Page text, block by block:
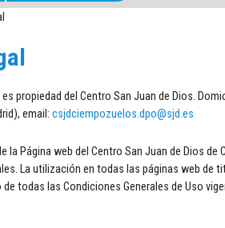
propiedad del Centro San Juan de Dios.
email: csjdciempozuelos.dpo@sjd.es
la Página web del Centro San Juan de Dios
La utilización en todas las páginas web de
de todas las Condiciones Generales de Uso